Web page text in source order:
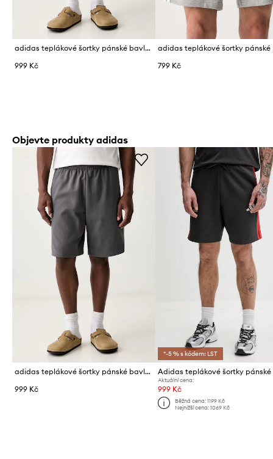
adidas teplákové šortky pánské bavlněné
999 Kč
799 Kč
Objevte produkty adidas
adidas teplákové šortky pánské bavlněné
999 Kč
*-5 % s kódem: LST
Aktuální cena:
999 Kč
Běžná cena: 1199 Kč
Nejnižší cena: 1069 Kč